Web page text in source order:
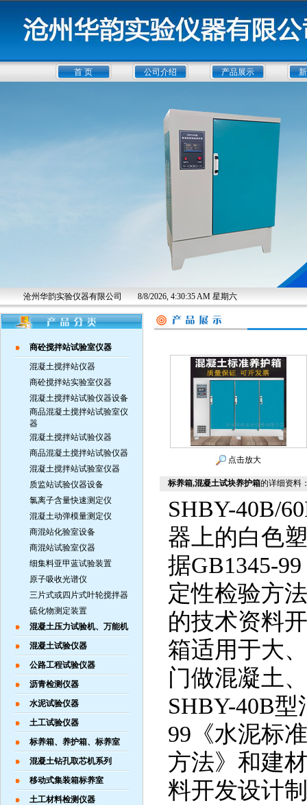
首 页 公司介绍 产品展示
沧州华韵实验仪器有限公司 8/8/2026, 4:30:36 AM 星期六
商砼搅拌站试验室仪器
混凝土搅拌站仪器
商砼搅拌站实验室仪器
混凝土搅拌站试验仪器设备
商品混凝土搅拌站试验室仪
器
混凝土搅拌站试验仪器
商品混凝土搅拌站试验仪器
混凝土搅拌站试验室仪器
质监站试验仪器设备
氯离子含量快速测定仪
混凝土动弹模量测定仪
商混站化验室设备
商混站试验室仪器
细集料亚甲蓝试验装置
原子吸收光谱仪
三片式或四片式叶轮搅拌器
硫化物测定装置
混凝土压力试验机、万能机
混凝土试验仪器
公路工程试验仪器
沥青检测仪器
水泥试验仪器
土工试验仪器
标养箱、养护箱、标养室
混凝土钻孔取芯机系列
移动式集装箱标养室
土工材料检测仪器
点击放大
标养箱,混凝土试块养护箱的详细资料
SHBY-40B/
器上的白色
据GB1345-
定性检验方
的技术资料
箱适用于大
门做混凝土
SHBY-40B
99《水泥标
方法》和建
料开发设计